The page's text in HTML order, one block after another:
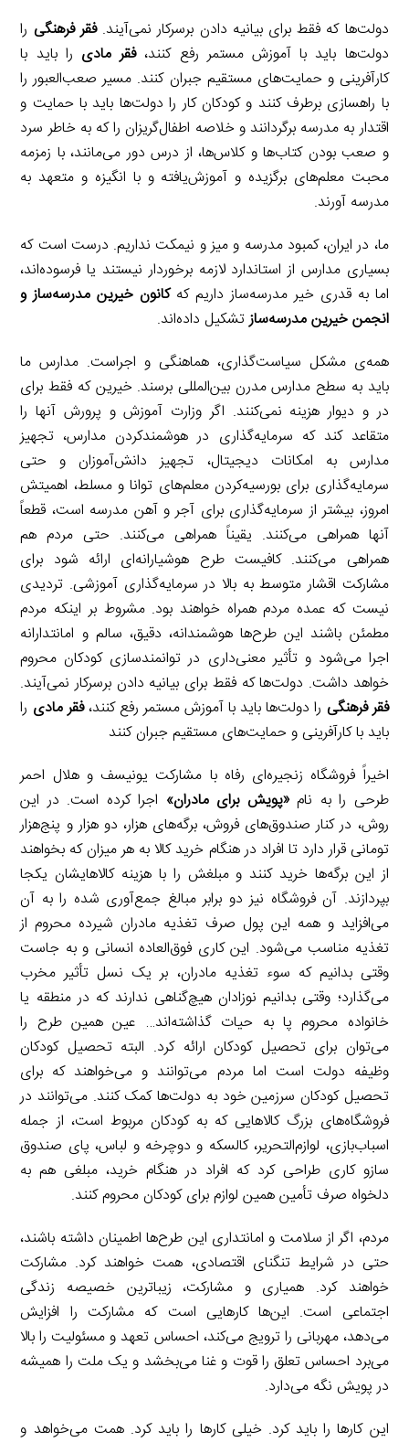
دولت‌ها که فقط برای بیانیه دادن برسرکار نمی‌آیند.فقر فرهنگی را
دولت‌ها باید با آموزش مستمر رفع کنند، فقر مادی را باید با
کارآفرینی و حمایت‌های مستقیم جبران کنند. مسیر صعب‌العبور را
با راهسازی برطرف کنند و کودکان کار را دولت‌ها باید با حمایت و
اقتدار به مدرسه برگردانند و خلاصه اطفال‌گریزان را که به خاطر سرد
و صعب بودن کتاب‌ها و کلاس‌ها، از درس دور می‌مانند، با زمزمه
محبت معلم‌های برگزیده و آموزش‌یافته و با انگیزه و متعهد به
مدرسه آورند.
ما، در ایران، کمبود مدرسه و میز و نیمکت نداریم. درست است که
بسیاری مدارس از استاندارد لازمه برخوردار نیستند یا فرسوده‌اند،
اما به قدری خیر مدرسه‌ساز داریم کهکانون خیرین مدرسه‌ساز و
انجمن خیرین مدرسه‌سازتشکیل داده‌اند.
همه‌ی مشکل سیاست‌گذاری، هماهنگی و اجراست. مدارس ما
باید به سطح مدارس مدرن بین‌المللی برسند. خیرین که فقط برای
در و دیوار هزینه نمی‌کنند. اگر وزارت آموزش‌ و‌ پرورش آنها را
متقاعد کند که سرمایه‌گذاری در هوشمند‌کردن مدارس، تجهیز
مدارس به امکانات دیجیتال، تجهیز دانش‌آموزان و حتی
سرمایه‌گذاری برای بورسیه‌کردن معلم‌های توانا و مسلط، اهمیتش
امروز، بیشتر از سرمایه‌گذاری برای آجر و آهن مدرسه است، قطعاً
آنها همراهی می‌کنند. یقیناً همراهی می‌کنند. حتی مردم هم
همراهی می‌کنند. کافیست طرح هوشیارانه‌ای ارائه شود برای
مشارکت اقشار متوسط به بالا در سرمایه‌گذاری آموزشی. تردیدی
نیست که عمده مردم همراه خواهند بود. مشروط بر اینکه مردم
مطمئن باشند این طرح‌ها هوشمندانه، دقیق، سالم و امانتدارانه
اجرا می‌شود و تأثیر معنی‌داری در توانمندسازی کودکان محروم
خواهد داشت. دولت‌ها که فقط برای بیانیه دادن برسرکار نمی‌آیند.
فقر فرهنگی را دولت‌ها باید با آموزش مستمر رفع کنند،فقر مادی را
باید با کارآفرینی و حمایت‌های مستقیم جبران کنند
اخیراً فروشگاه زنجیره‌ای رفاه با مشارکت یونیسف و هلال احمر
طرحی را به نام«پویش برای مادران» اجرا کرده است. در این
روش، در کنار صندوق‌های فروش، برگه‌های هزار، دو هزار و پنج‌هزار
تومانی قرار دارد تا افراد در هنگام خرید کالا به هر میزان که بخواهند
از این برگه‌ها خرید کنند و مبلغش را با هزینه کالاهایشان یکجا
بپردازند. آن فروشگاه نیز دو برابر مبالغ جمع‌آوری شده را به آن
می‌افزاید و همه این پول صرف تغذیه مادران شیرده محروم از
تغذیه مناسب می‌شود. این کاری فوق‌العاده انسانی و به جاست
وقتی بدانیم که سوء‌ تغذیه مادران، بر یک نسل تأثیر مخرب
می‌گذارد؛ وقتی بدانیم نوزادان هیچ‌گناهی ندارند که در منطقه یا
خانواده محروم پا به حیات گذاشته‌اند… عین‌ همین طرح را
می‌توان برای تحصیل کودکان ارائه کرد. البته تحصیل کودکان
وظیفه دولت است اما مردم می‌‌توانند و می‌خواهند که برای
تحصیل کودکان سرزمین خود به دولت‌ها کمک کنند. می‌توانند در
فروشگاه‌های بزرگ کالاهایی که به کودکان مربوط است، از جمله
اسباب‌بازی، لوازم‌‌التحریر، کالسکه و دوچرخه و لباس، پای صندوق
سازو کاری طراحی کرد که افراد در هنگام خرید، مبلغی هم به
دلخواه صرف تأمین همین لوازم برای کودکان محروم کنند.
مردم، اگر از سلامت و امانتداری این طرح‌ها اطمینان داشته باشند،
حتی در شرایط تنگنای اقتصادی، همت خواهند کرد. مشارکت
خواهند کرد. همیاری و مشارکت، زیباترین خصیصه زندگی
اجتماعی است. این‌ها کارهایی است که مشارکت را افزایش
می‌دهد، مهربانی را ترویج می‌کند، احساس تعهد و مسئولیت را بالا
می‌برد احساس تعلق را قوت و غنا می‌بخشد و یک ملت را همیشه
در پویش نگه می‌دارد.
این کارها را باید کرد. خیلی کارها را باید کرد. همت می‌خواهد و